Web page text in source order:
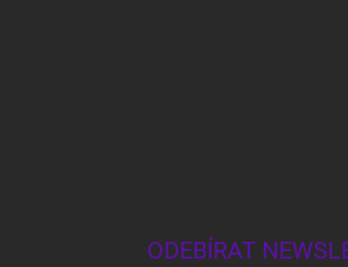
ODEBÍRAT